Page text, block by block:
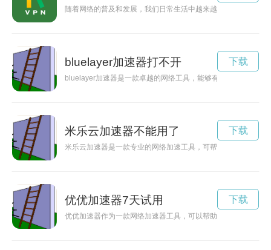
随着网络的普及和发展，我们日常生活中越来越离不开网络。
bluelayer加速器打不开
bluelayer加速器是一款卓越的网络工具，能够有效提升网络连
下载
米乐云加速器不能用了
米乐云加速器是一款专业的网络加速工具，可帮助用户实现网
下载
优优加速器7天试用
优优加速器作为一款网络加速器工具，可以帮助用户解锁网络
下载